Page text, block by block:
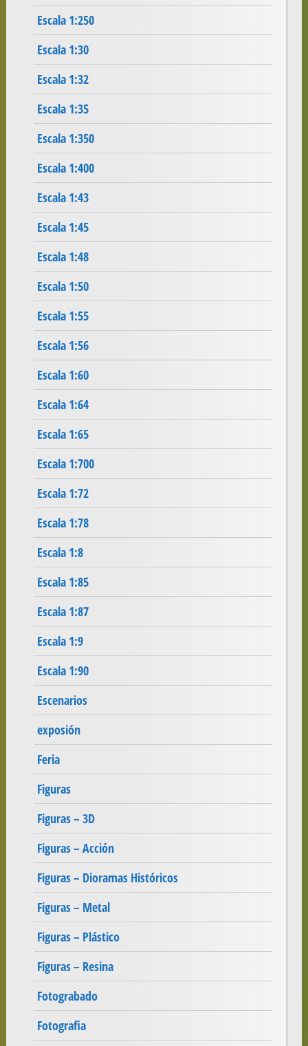
Escala 1:250
Escala 1:30
Escala 1:32
Escala 1:35
Escala 1:350
Escala 1:400
Escala 1:43
Escala 1:45
Escala 1:48
Escala 1:50
Escala 1:55
Escala 1:56
Escala 1:60
Escala 1:64
Escala 1:65
Escala 1:700
Escala 1:72
Escala 1:78
Escala 1:8
Escala 1:85
Escala 1:87
Escala 1:9
Escala 1:90
Escenarios
exposión
Feria
Figuras
Figuras – 3D
Figuras – Acción
Figuras – Dioramas Históricos
Figuras – Metal
Figuras – Plástico
Figuras – Resina
Fotograbado
Fotografia